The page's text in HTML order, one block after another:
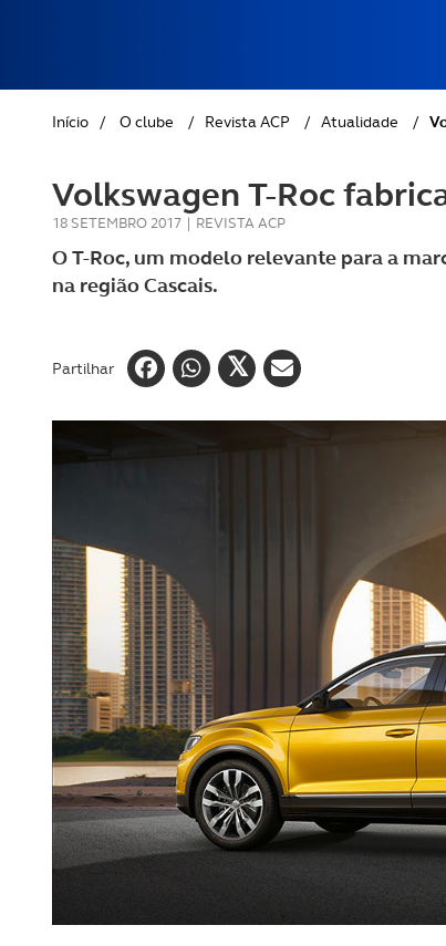
GOLFE
AUTOCARAVANISMO
Início / O clube / Revista ACP / Atualidade /
Volkswagen T-Roc
18 SETEMBRO 2017 | REVISTA ACP
O T-Roc, um modelo relevante para a
na região Cascais.
Partilhar